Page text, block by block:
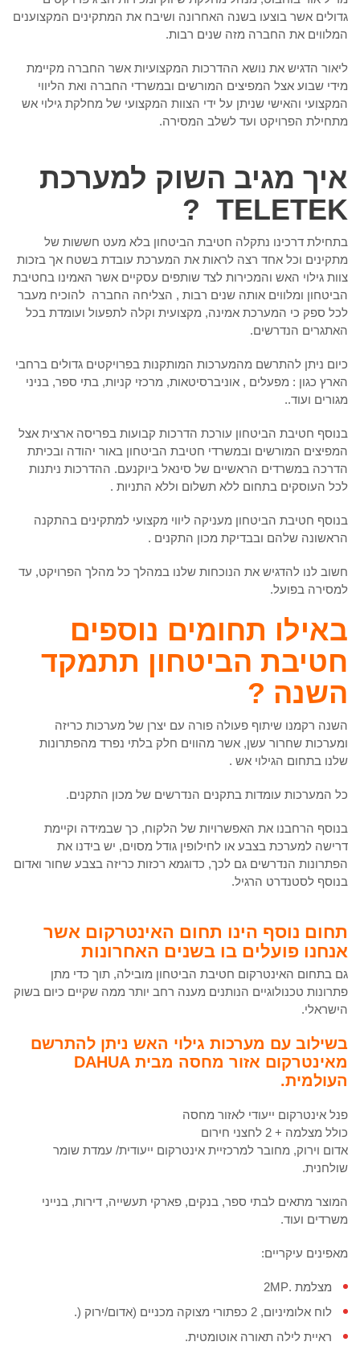
גדולים אשר בוצעו בשנה האחרונה ושיבח את המתקינים המקצוענים
המלווים את החברה מזה שנים רבות.
ליאור הדגיש את נושא ההדרכות המקצועיות אשר החברה מקיימת
מידי שבוע אצל המפיצים המורשים ובמשרדי החברה ואת הליווי
המקצועי והאישי שניתן על ידי הצוות המקצועי של מחלקת גילוי אש
מתחילת הפרויקט ועד לשלב המסירה.
איך מגיב השוק למערכת
TELETEK
?
בתחילת דרכינו נתקלה חטיבת הביטחון בלא מעט חששות של
מתקינים וכל אחד רצה לראות את המערכת עובדת בשטח אך בזכות
צוות גילוי האש והמכירות לצד שותפים עסקיים אשר האמינו בחטיבת
הביטחון ומלווים אותה שנים רבות , הצליחה החברה להוכיח מעבר
לכל ספק כי המערכת אמינה, מקצועית וקלה לתפעול ועומדת בכל
האתגרים הנדרשים.
כיום ניתן להתרשם מהמערכות המותקנות בפרויקטים גדולים ברחבי
הארץ כגון : מפעלים , אוניברסיטאות, מרכזי קניות, בתי ספר, בניני
מגורים ועוד..
בנוסף חטיבת הביטחון עורכת הדרכות קבועות בפריסה ארצית אצל
המפיצים המורשים ובמשרדי חטיבת הביטחון באור יהודה ובכיתת
הדרכה במשרדים הראשיים של סינאל ביוקנעם. ההדרכות ניתנות
לכל העוסקים בתחום ללא תשלום וללא התניות .
בנוסף חטיבת הביטחון מעניקה ליווי מקצועי למתקינים בהתקנה
הראשונה שלהם ובבדיקת מכון התקנים .
חשוב לנו להדגיש את הנוכחות שלנו במהלך כל מהלך הפרויקט, עד
למסירה בפועל.
באילו תחומים נוספים
חטיבת הביטחון תתמקד
השנה ?
השנה רקמנו שיתוף פעולה פורה עם יצרן של מערכות כריזה
ומערכות שחרור עשן, אשר מהווים חלק בלתי נפרד מהפתרונות
שלנו בתחום הגילוי אש .
כל המערכות עומדות בתקנים הנדרשים של מכון התקנים.
בנוסף הרחבנו את האפשרויות של הלקוח, כך שבמידה וקיימת
דרישה למערכת בצבע או לחילופין גודל מסוים, יש בידנו את
הפתרונות הנדרשים גם לכך, כדוגמא רכזות כריזה בצבע שחור ואדום
בנוסף לסטנדרט הרגיל.
תחום נוסף הינו תחום האינטרקום אשר
אנחנו פועלים בו בשנים האחרונות
גם בתחום האינטרקום חטיבת הביטחון מובילה, תוך כדי מתן
פתרונות טכנולוגיים הנותנים מענה רחב יותר ממה שקיים כיום בשוק
הישראלי.
בשילוב עם מערכות גילוי האש ניתן להתרשם
מאינטרקום אזור מחסה מבית DAHUA
העולמית.
פנל אינטרקום ייעודי לאזור מחסה
כולל מצלמה + 2 לחצני חירום
אדום וירוק, מחובר למרכזיית אינטרקום ייעודית/ עמדת שומר
שולחנית.
המוצר מתאים לבתי ספר, בנקים, פארקי תעשייה, דירות, בנייני
משרדים ועוד.
מאפינים עיקריים:
מצלמת .2MP
לוח אלומיניום, 2 כפתורי מצוקה מכניים (אדום/ירוק (.
ראיית לילה תאורה אוטומטית.